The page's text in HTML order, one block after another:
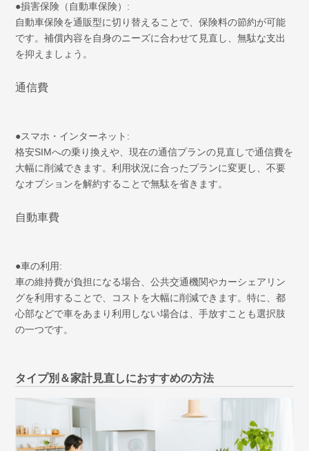
●損害保険（自動車保険）:
自動車保険を通販型に切り替えることで、保険料の節約が可能
です。補償内容を自身のニーズに合わせて見直し、無駄な支出
を抑えましょう。
通信費
●スマホ・インターネット:
格安SIMへの乗り換えや、現在の通信プランの見直しで通信費を
大幅に削減できます。利用状況に合ったプランに変更し、不要
なオプションを解約することで無駄を省きます。
自動車費
●車の利用:
車の維持費が負担になる場合、公共交通機関やカーシェアリン
グを利用することで、コストを大幅に削減できます。特に、都
心部などで車をあまり利用しない場合は、手放すことも選択肢
の一つです。
タイプ別＆家計見直しにおすすめの方法